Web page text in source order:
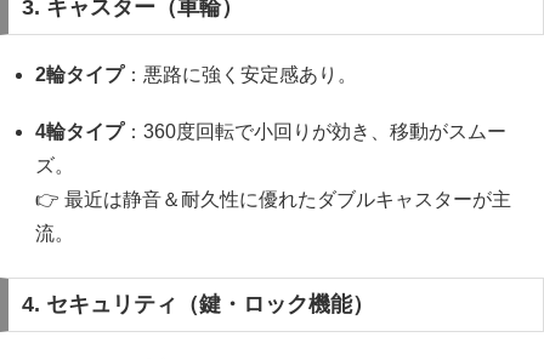
3. キャスター（車輪）
2輪タイプ：悪路に強く安定感あり。
4輪タイプ：360度回転で小回りが効き、移動がスムー
ズ。
👉 最近は静音＆耐久性に優れたダブルキャスターが主
流。
4. セキュリティ（鍵・ロック機能）